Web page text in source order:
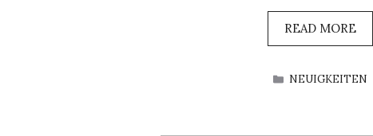
READ MORE
KATEGORIEN
NEUIGKEITEN